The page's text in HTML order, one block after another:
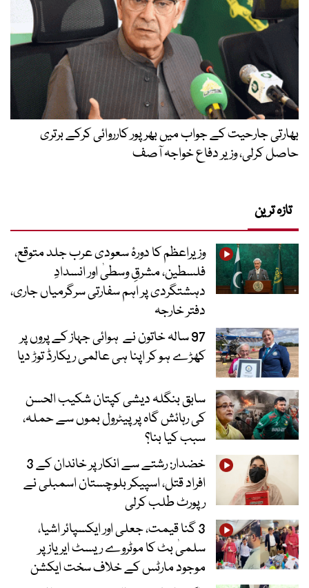
بھارتی جارحیت کے جواب میں بھرپور کارروائی کرکے برتری
حاصل کرلی، وزیر دفاع خواجہ آصف
تازہ ترین
وزیراعظم کا دورۂ سعودی عرب جلد متوقع،
فلسطین، مشرقِ وسطیٰ اور انسدادِ
دہشتگردی پر اہم سفارتی سرگرمیاں جاری،
دفتر خارجہ
97 سالہ خاتون نے ہوائی جہاز کے پروں پر
کھڑے ہو کر اپنا ہی عالمی ریکارڈ توڑ دیا
سابق بنگلہ دیشی کپتان شکیب الحسن
کی رہائش گاہ پر پیٹرول بموں سے حملہ،
سبب کیا بنا؟
خضدار: رشتے سے انکار پر خاندان کے 3
افراد قتل، اسپیکر بلوچستان اسمبلی نے
رپورٹ طلب کرلی
3 گنا قیمت، جعلی اور ایکسپائر اشیا،
سلمیٰ بٹ کا موٹروے ریسٹ ایریاز پر
موجود مارٹس کے خلاف سخت ایکشن